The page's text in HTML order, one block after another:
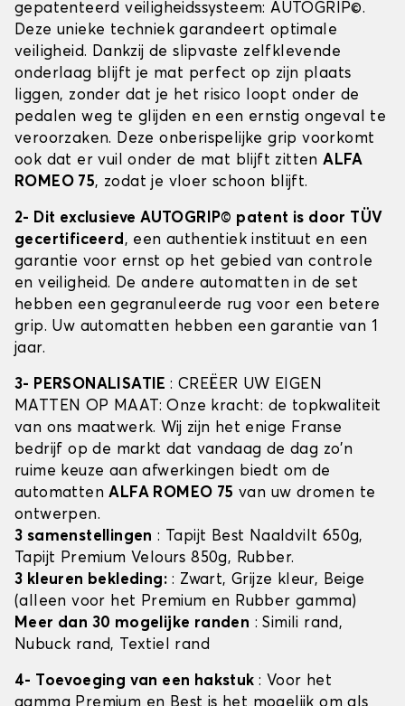
gepatenteerd veiligheidssysteem: AUTOGRIP©.
Deze unieke techniek garandeert optimale
veiligheid. Dankzij de slipvaste zelfklevende
onderlaag blijft je mat perfect op zijn plaats
liggen, zonder dat je het risico loopt onder de
pedalen weg te glijden en een ernstig ongeval te
veroorzaken. Deze onberispelijke grip voorkomt
ook dat er vuil onder de mat blijft zittenALFA
ROMEO 75, zodat je vloer schoon blijft.
2- Dit exclusieve AUTOGRIP© patent is door TÜV
gecertificeerd, een authentiek instituut en een
garantie voor ernst op het gebied van controle
en veiligheid. De andere automatten in de set
hebben een gegranuleerde rug voor een betere
grip. Uw automatten hebben een garantie van 1
jaar.
3- PERSONALISATIE: CREËER UW EIGEN
MATTEN OP MAAT: Onze kracht: de topkwaliteit
van ons maatwerk. Wij zijn het enige Franse
bedrijf op de markt dat vandaag de dag zo'n
ruime keuze aan afwerkingen biedt om de
automattenALFA ROMEO 75 van uw dromen te
ontwerpen.
3 samenstellingen : Tapijt Best Naaldvilt 650g,
Tapijt Premium Velours 850g, Rubber.
3 kleuren bekleding: : Zwart, Grijze kleur, Beige
(alleen voor het Premium en Rubber gamma)
Meer dan 30 mogelijke randen : Simili rand,
Nubuck rand, Textiel rand
4- Toevoeging van een hakstuk : Voor het